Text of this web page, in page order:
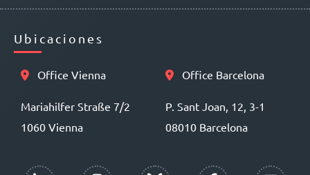
Ubicaciones
Office Vienna
Mariahilfer Straße 7/2
1060 Vienna
Office Barcelona
P. Sant Joan, 12, 3-1
08010 Barcelona